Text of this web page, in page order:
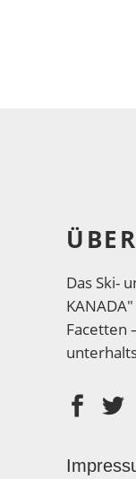
Das Ski-
Facetten